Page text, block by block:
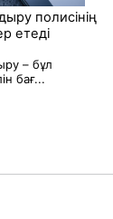
полисінің
етеді
– бұл
бағ...